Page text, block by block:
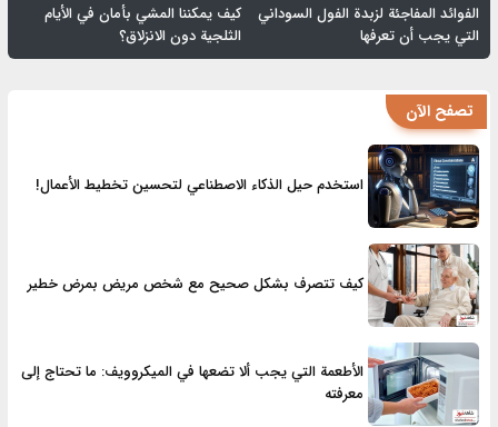
الفوائد المفاجئة لزبدة الفول السوداني
التي يجب أن تعرفها
كيف يمكننا المشي بأمان في الأيام
الثلجية دون الانزلاق؟
تصفح الآن
استخدم حيل الذكاء الاصطناعي لتحسين تخطيط الأعمال!
كيف تتصرف بشكل صحيح مع شخص مريض بمرض خطير
الأطعمة التي يجب ألا تضعها في الميكروويف: ما تحتاج إلى
معرفته